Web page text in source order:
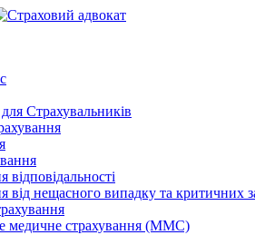
Страхувальників
відповідальності
від нещасного випадку та критичних
медичне страхування (ММС)